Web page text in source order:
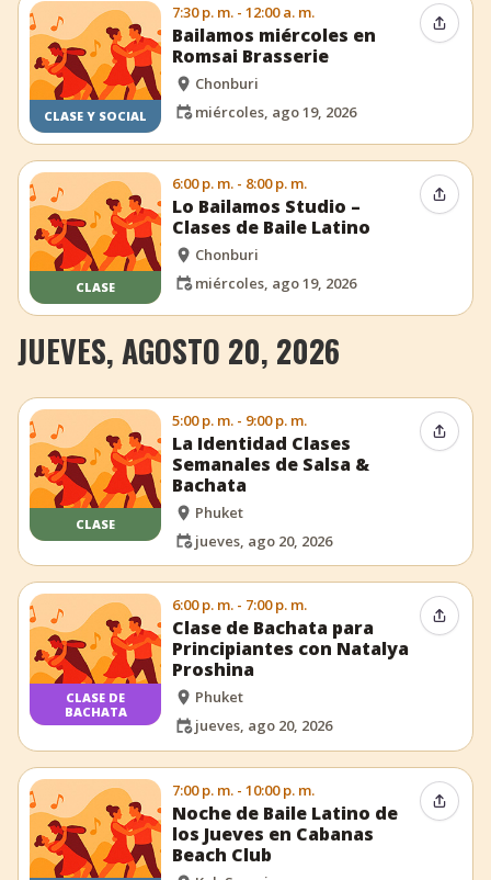
CLASE Y SOCIAL
7:30 p. m. - 12:00 a. m.
Bailamos miércoles en
Romsai Brasserie
Chonburi
miércoles, ago 19, 2026
CLASE
6:00 p. m. - 8:00 p. m.
Lo Bailamos Studio –
Clases de Baile Latino
Chonburi
miércoles, ago 19, 2026
JUEVES, AGOSTO 20, 2026
CLASE
5:00 p. m. - 9:00 p. m.
La Identidad Clases
Semanales de Salsa &
Bachata
Phuket
jueves, ago 20, 2026
CLASE DE
BACHATA
6:00 p. m. - 7:00 p. m.
Clase de Bachata para
Principiantes con Natalya
Proshina
Phuket
jueves, ago 20, 2026
7:00 p. m. - 10:00 p. m.
Noche de Baile Latino de
los Jueves en Cabanas
Beach Club